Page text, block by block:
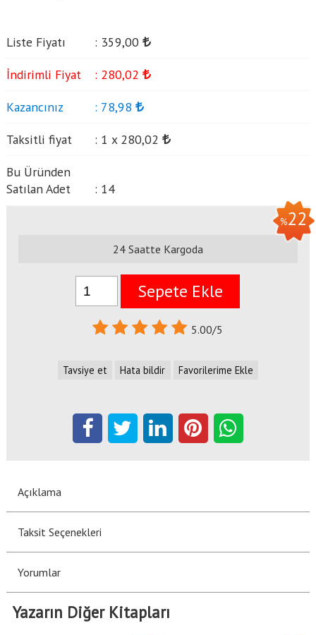
Liste Fiyatı : 359,00
İndirimli Fiyat : 280,02
Kazancınız : 78,98
Taksitli fiyat : 1 x 280,02
Bu Üründen
Satılan Adet
: 14
%22
24 Saatte Kargoda
Sepete Ekle
5.00/5
Tavsiye et Hata bildir Favorilerime Ekle
Açıklama
Taksit Seçenekleri
Yorumlar
Yazarın Diğer Kitapları